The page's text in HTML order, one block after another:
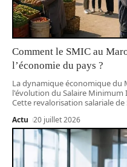
Comment le SMIC au
l’économie du pays ?
La dynamique économique du
l'évolution du Salaire Minimum
Cette revalorisation salariale de
Actu 20 juillet 2026